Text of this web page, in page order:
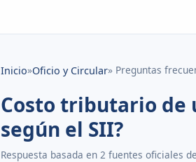
Inicio»Oficio y Circular» Preguntas
Costo tributario de
según el SII?
Respuesta basada en 2 fuentes oficiales